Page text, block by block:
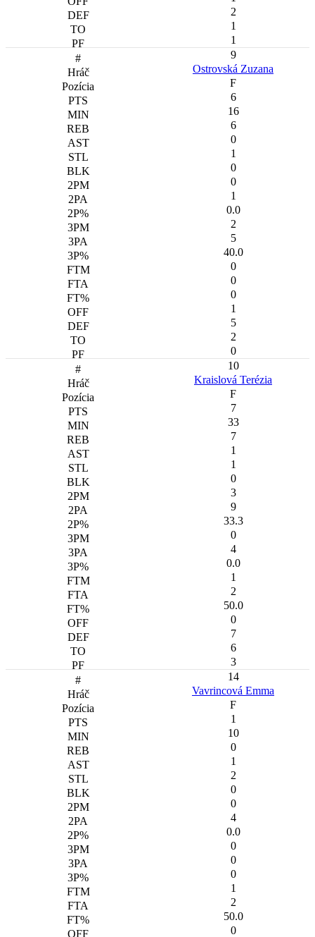
2
1
1
9
Ostrovská Zuzana
F
6
16
6
0
1
0
0
1
0.0
2
5
40.0
0
0
0
1
5
2
0
10
Kraislová Terézia
F
7
33
7
1
1
0
3
9
33.3
0
4
0.0
1
2
50.0
0
7
6
3
14
Vavrincová Emma
F
1
10
0
1
2
0
0
4
0.0
0
0
0
1
2
50.0
0